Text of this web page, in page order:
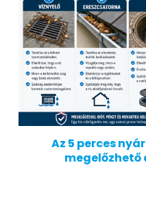
Az 5 perces